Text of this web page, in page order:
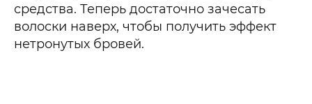
средства. Теперь достаточно зачесать
волоски наверх, чтобы получить эффект
нетронутых бровей.